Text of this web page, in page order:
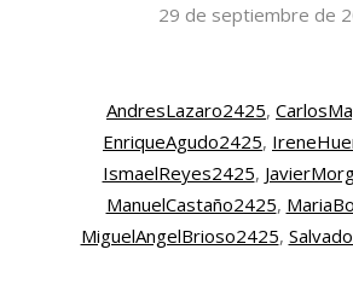
29 de septiembre de
AndresLazaro2425,
EnriqueAgudo2425,
IsmaelReyes2425,
ManuelCastaño2425,
MiguelAngelBrioso2425,